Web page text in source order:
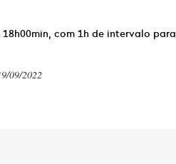
com 1h de intervalo para
09/2022